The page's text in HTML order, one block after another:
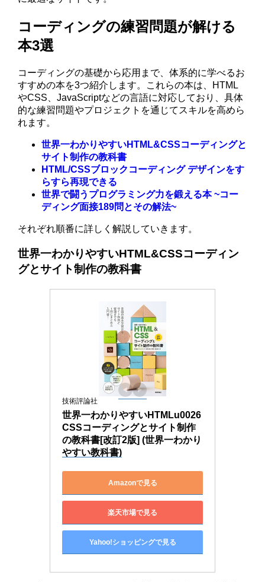
コーディングの練習問題が解ける
本3選
コーディングの基礎から応用まで、体系的に学べるお
すすめの本を3つ紹介します。これらの本は、HTML
やCSS、JavaScriptなどの言語に対応しており、具体
的な練習問題やプロジェクトを通じてスキルを高めら
れます。
世界一わかりやすいHTML&CSSコーディングと
サイト制作の教科書
HTML/CSSブロックコーディング デザインをす
らすら再現できる
世界で闘うプログラミング力を鍛える本 ~コー
ディング面接189問とその解法~
それぞれ順番に詳しく解説していきます。
世界一わかりやすいHTML&CSSコーディン
グとサイト制作の教科書
技術評論社
世界一わかりやすいHTMLu0026
CSSコーディングとサイト制作
の教科書[改訂2版] (世界一わかり
やすい教科書)
Amazonで見る
楽天市場で見る
Yahoo!ショッピングで見る